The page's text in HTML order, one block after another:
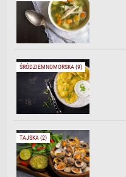
ŚRÓDZIEMNOMORSKA (9)
TAJSKA (2)